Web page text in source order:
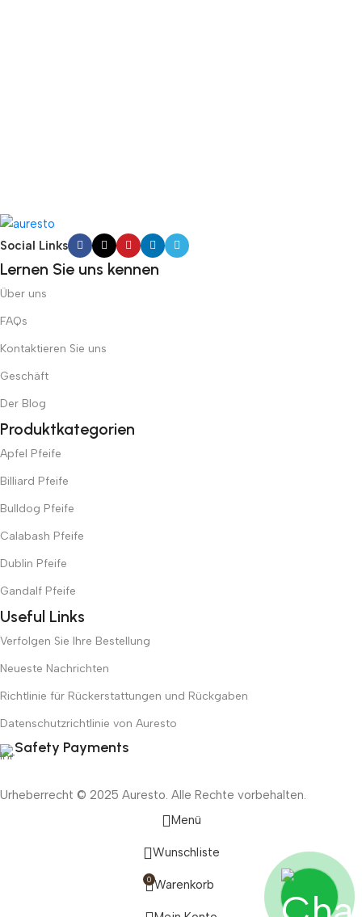
Social Links
Lernen Sie uns kennen
Über uns
FAQs
Kontaktieren Sie uns
Geschäft
Der Blog
Produktkategorien
Apfel Pfeife
Billiard Pfeife
Bulldog Pfeife
Calabash Pfeife
Dublin Pfeife
Gandalf Pfeife
Useful Links
Verfolgen Sie Ihre Bestellung
Neueste Nachrichten
Richtlinie für Rückerstattungen und Rückgaben
Datenschutzrichtlinie von Auresto
Safety Payments
Urheberrecht © 2025 Auresto. Alle Rechte vorbehalten.
Menü
Wunschliste
0 Warenkorb